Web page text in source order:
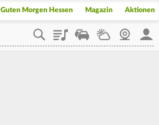
Guten Morgen Hessen Magazin Aktionen
PlaylistStaupilotWetterWebcam